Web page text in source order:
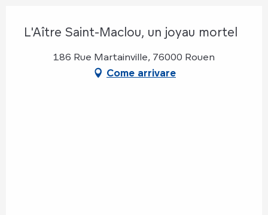
L'Aître Saint-Maclou, un joyau mortel
186 Rue Martainville, 76000 Rouen
Come arrivare